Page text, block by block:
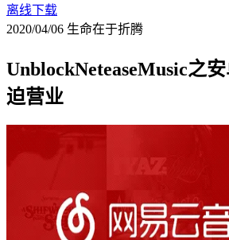
离线下载
2020/04/06 生命在于折腾
UnblockNeteaseMusic之
迫营业